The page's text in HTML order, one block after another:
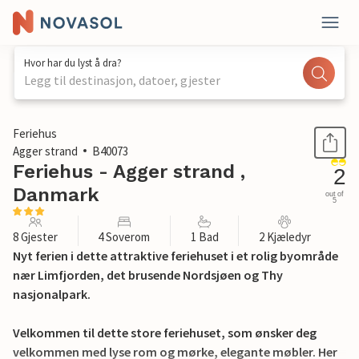
Hvor har du lyst å dra?
Legg til destinasjon, datoer, gjester
1 / 20
Feriehus
Agger strand
B40073
Feriehus - Agger strand ,
Danmark
2
out of
5
8 Gjester 4 Soverom 1 Bad 2 Kjæledyr
Nyt ferien i dette attraktive feriehuset i et rolig byområde
nær Limfjorden, det brusende Nordsjøen og Thy
nasjonalpark.
Velkommen til dette store feriehuset, som ønsker deg
velkommen med lyse rom og mørke, elegante møbler. Her